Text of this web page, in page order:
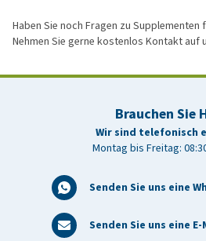
Haben Sie noch Fragen zu Supplementen
Nehmen Sie gerne kostenlos Kontakt auf
Brauchen Sie
Wir sind telefonisch
Montag bis Freitag:
Senden Sie uns eine
Senden Sie uns eine